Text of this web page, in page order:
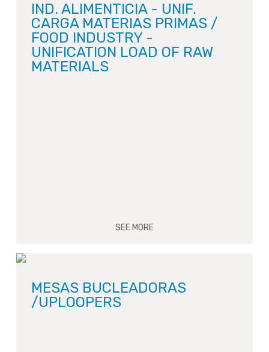
IND. ALIMENTICIA - UNIF.
CARGA MATERIAS PRIMAS /
FOOD INDUSTRY -
UNIFICATION LOAD OF RAW
MATERIALS
SEE MORE
MESAS BUCLEADORAS
/UPLOOPERS